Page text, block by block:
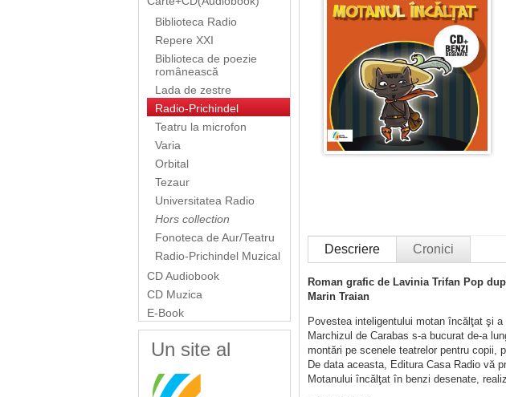
Biblioteca Radio
Repere XXI
Biblioteca de poezie
românească
Lada de zestre
Radio-Prichindel
Teatru la microfon
Varia
Orbital
Tezaur
Universitatea Radio
Hors collection
Fonoteca de Aur/Teatru
Radio-Prichindel Muzical
CD Audiobook
CD Muzica
E-Book
Un site al
Descriere Cronici
Roman grafic de Lavinia Trifan Pop
Marin Traian
Povestea inteligentului motan încălţat şi
Marchizul de Carabas s-a bucurat de-a
montări pe scenele teatrelor pentru copii,
De data aceasta, Editura Casa Radio vă
Motanului încălţat în benzi desenate,